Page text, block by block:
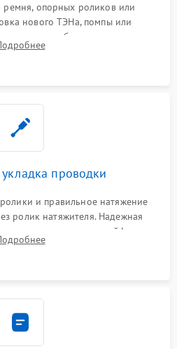
опорных роликов или
нового ТЭНа, помпы или
глубокая очистка
вентилятора и воздуховодов от
проводки
и правильное натяжение
ролик натяжителя. Надежная
клемм и шлейфов к
корпусных панелей, люка и